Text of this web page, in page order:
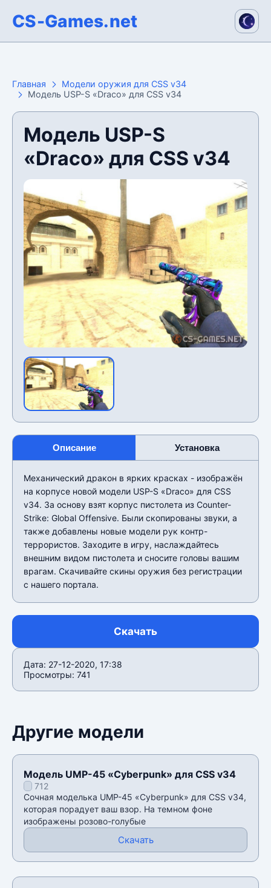
CS-Games.net
Главная
Модели оружия для CSS v34
Модель USP-S «Draco» для CSS v34
Модель USP-S
«Draco» для CSS v34
Описание Установка
Механический дракон в ярких красках - изображён
на корпусе новой модели USP-S «Draco» для CSS
v34. За основу взят корпус пистолета из Counter-
Strike: Global Offensive. Были скопированы звуки, а
также добавлены новые модели рук контр-
террористов. Заходите в игру, наслаждайтесь
внешним видом пистолета и сносите головы вашим
врагам. Скачивайте скины оружия без регистрации
с нашего портала.
Скачать
Дата: 27-12-2020, 17:38
Просмотры: 741
Другие модели
Модель UMP-45 «Cyberpunk» для CSS v34
712
Сочная моделька UMP-45 «Cyberpunk» для CSS v34,
которая порадует ваш взор. На темном фоне
изображены розово-голубые
Скачать